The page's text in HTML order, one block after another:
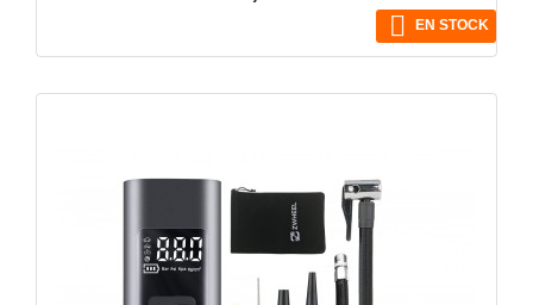
 EN STOCK